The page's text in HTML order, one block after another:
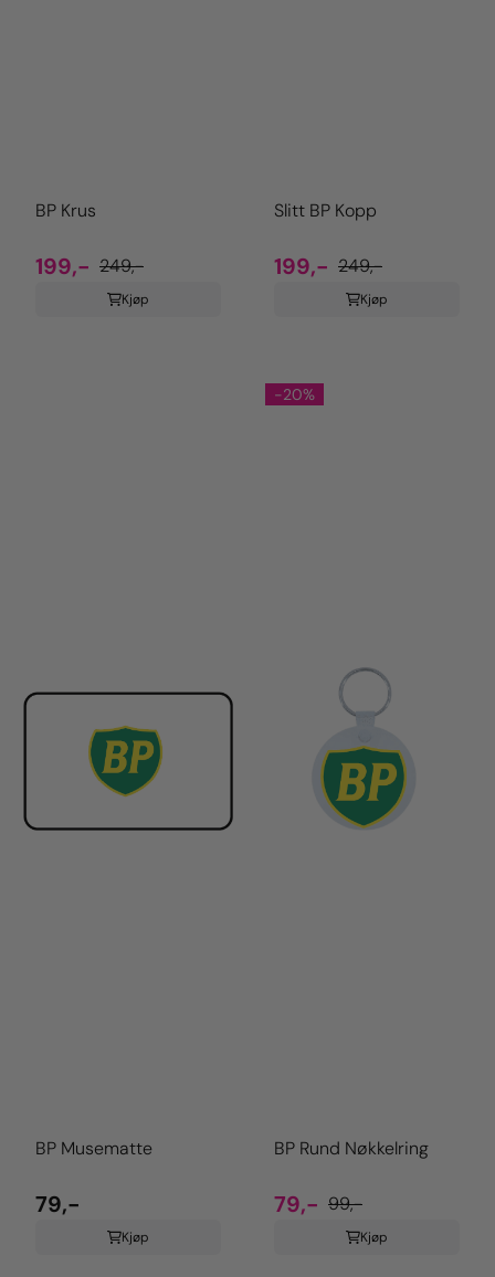
BP Krus
199,- 249,-
Kjøp
Slitt BP Kopp
199,- 249,-
Kjøp
BP Musematte
79,-
Kjøp
-20%
BP Rund Nøkkelring
79,- 99,-
Kjøp